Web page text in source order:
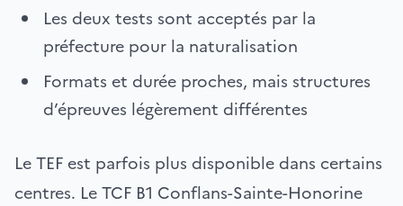
Les deux tests sont acceptés par la
préfecture pour la naturalisation
Formats et durée proches, mais structures
d’épreuves légèrement différentes
Le TEF est parfois plus disponible dans certains
centres. Le TCF B1 Conflans-Sainte-Honorine